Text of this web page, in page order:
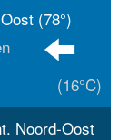
(78°)
(16°C)
Noord-Oost